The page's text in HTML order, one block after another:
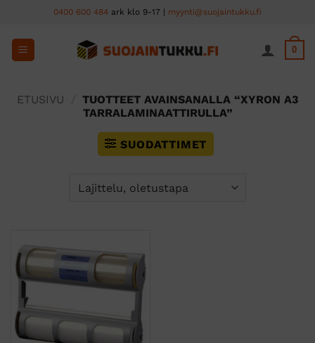
content
0400 600 484 ark klo 9-17 | myynti@suojaintukku.fi
0
ETUSIVU
TUOTTEET AVAINSANALLA “XYRON A3
TARRALAMINAATTIRULLA”
SUODATTIMET